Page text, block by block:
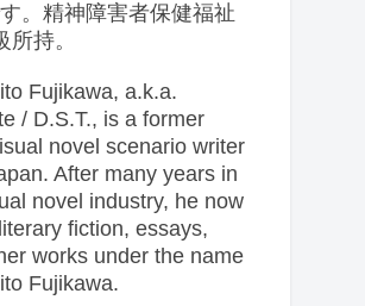
。精神障害者保健福祉
所持。
Fujikawa, a.k.a.
/ D.S.T., is a former
novel scenario writer
After many years in
novel industry, he now
fiction, essays,
works under the name
Fujikawa.